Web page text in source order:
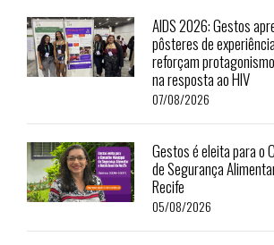
AIDS 2026: Gestos
pôsteres de
reforçam
na resposta ao HIV
07/08/2026
Gestos é eleita para o
de Segurança
Recife
05/08/2026